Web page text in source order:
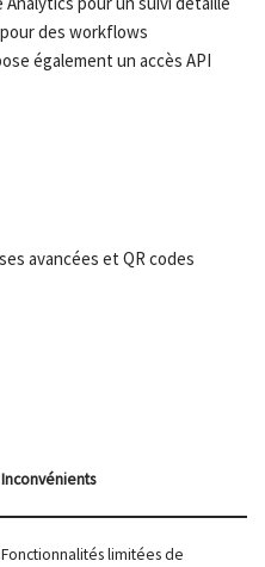
des workflows
également un accès API
avancées et QR codes
Inconvénients
Fonctionnalités limitées de